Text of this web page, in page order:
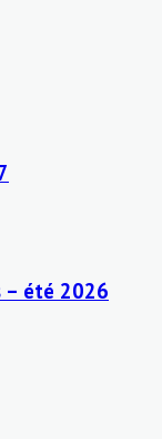
– été 2026